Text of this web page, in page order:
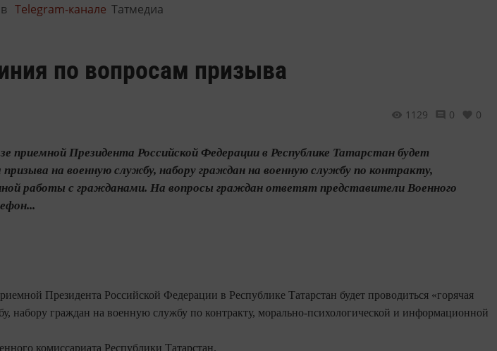
Telegram-канале Татмедиа
по вопросам призыва
1129 0 0
приемной Президента Российской Федерации в Республике Татарстан будет
на военную службу, набору граждан на военную службу по контракту,
работы с гражданами. На вопросы граждан ответят представители Военного
Президента Российской Федерации в Республике Татарстан будет проводиться «горячая
набору граждан на военную службу по контракту, морально-психологической и информационной
комиссариата Республики Татарстан.